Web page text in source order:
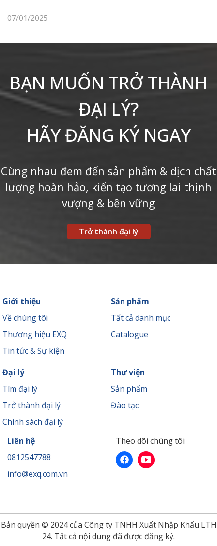
07/01/2025
BẠN MUỐN TRỞ THÀNH
ĐẠI LÝ?
HÃY ĐĂNG KÝ NGAY
Cùng nhau đem đến sản phẩm & dịch chất
lượng hoàn hảo, kiến tạo tương lai thịnh
vượng & bền vững
Trở thành đại lý
Giới thiệu
Về chúng tôi
Thương hiệu EXQ
Tin tức & Sự kiện
Sản phẩm
Tất cả danh mục
Catalogue
Đại lý
Tìm đại lý
Trở thành đại lý
Chính sách đại lý
Thư viện
Sản phẩm
Đào tạo
Liên hệ
0812547788
info@exq.com.vn
Theo dõi chúng tôi
Bản quyền © 2024 của Công ty TNHH Xuất Nhập Khẩu LTH
24. Tất cả nội dung đã được đăng ký.